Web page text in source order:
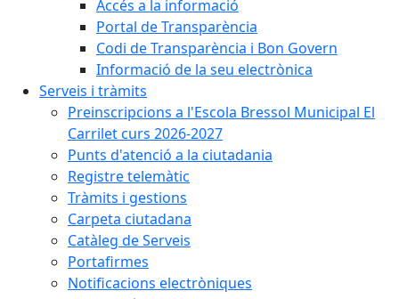
Accés a la informació
Portal de Transparència
Codi de Transparència i Bon Govern
Informació de la seu electrònica
Serveis i tràmits
Preinscripcions a l'Escola Bressol Municipal El
Carrilet curs 2026-2027
Punts d'atenció a la ciutadania
Registre telemàtic
Tràmits i gestions
Carpeta ciutadana
Catàleg de Serveis
Portafirmes
Notificacions electròniques